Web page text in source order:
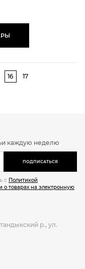
16 17
каждую неделю
ПОДПИСАТЬСЯ
с Политикой
товарах на электронную
р., ул.